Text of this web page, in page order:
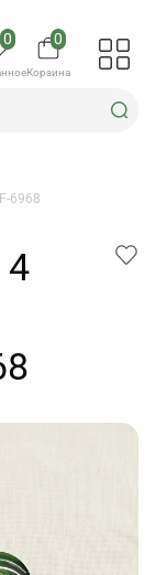
0 0
Корзина
6968
4